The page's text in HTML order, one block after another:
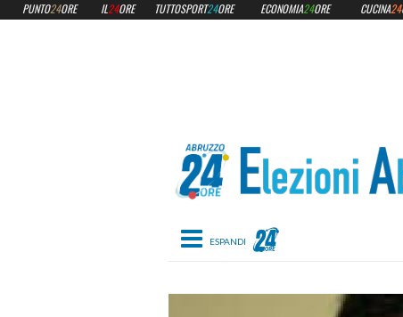
Toggle navigation
PUNTO24ORE IL24ORE TUTTOSPORT24ORE ECONOMIA24ORE CUCINA24